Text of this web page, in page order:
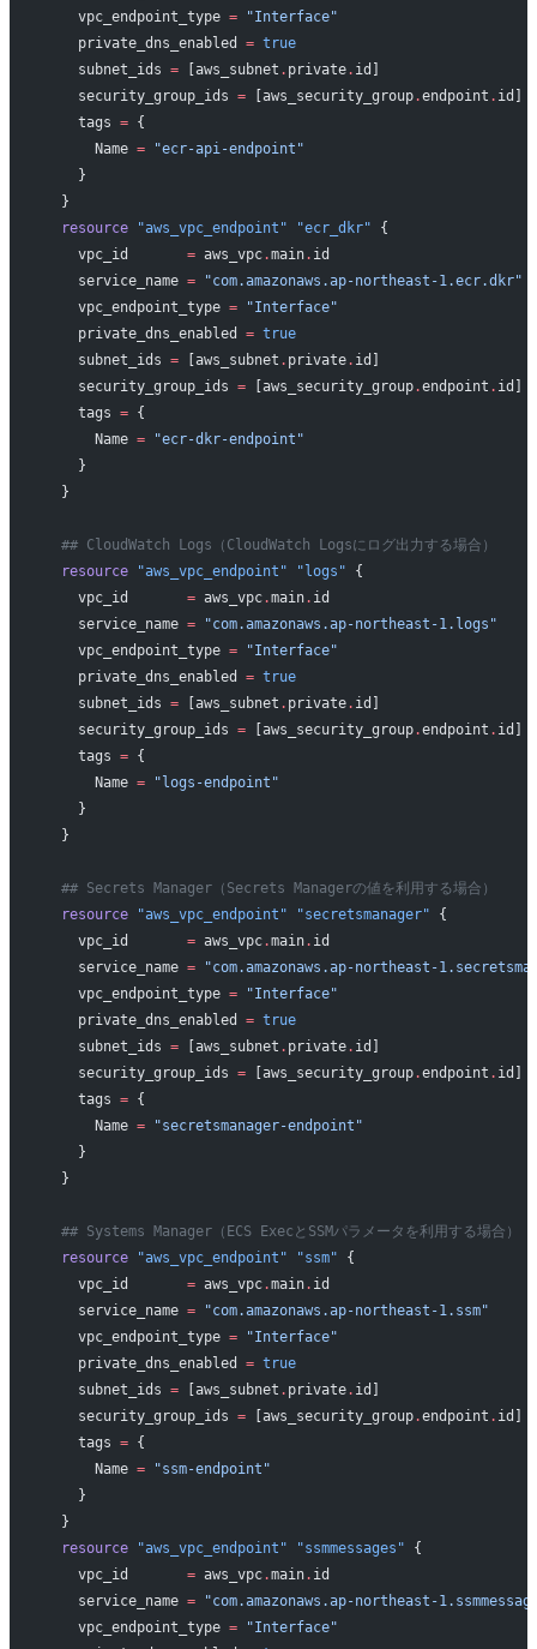
    vpc_endpoint_type
= "Interface"
    private_dns_enabled
= true
    subnet_ids
= [aws_subnet . private. id]
    security_group_ids
= [aws_security_group.endpoint . id]
    tags
= {
      Name
= "ecr-api-endpoint"
    }
  }
  resource
"aws_vpc_endpoint" "ecr_dkr" {
    vpc_id
       =
aws_vpc.main. id
    service_name
= "com.amazonaws.ap-northeast-1.ecr.dkr"
    vpc_endpoint_type
= "Interface"
    private_dns_enabled
= true
    subnet_ids
= [aws_subnet . private. id]
    security_group_ids
= [aws_security_group.endpoint . id]
    tags
= {
      Name
= "ecr-dkr-endpoint"
    }
  }
  ## CloudWatch Logs（CloudWatch Logsにログ出力する場合）
  resource
"aws_vpc_endpoint" "logs" {
    vpc_id
       =
aws_vpc.main. id
    service_name
= "com.amazonaws.ap-northeast-1.logs"
    vpc_endpoint_type
= "Interface"
    private_dns_enabled
= true
    subnet_ids
= [aws_subnet . private. id]
    security_group_ids
= [aws_security_group.endpoint . id]
    tags
= {
      Name
= "logs-endpoint"
    }
  }
  ## Secrets Manager（Secrets Managerの値を利用する場合）
  resource
"aws_vpc_endpoint" "secretsmanager" {
    vpc_id
       =
aws_vpc.main. id
    service_name
= "com.amazonaws.ap-northeast-
    vpc_endpoint_type
= "Interface"
    private_dns_enabled
= true
    subnet_ids
= [aws_subnet . private. id]
    security_group_ids
= [aws_security_group.endpoint . id]
    tags
= {
      Name
= "secretsmanager-endpoint"
    }
  }
  ## Systems Manager（ECS ExecとSSMパラメータを利用する場合）
  resource
"aws_vpc_endpoint" "ssm" {
    vpc_id
       =
aws_vpc.main. id
    service_name
= "com.amazonaws.ap-northeast-1.ssm"
    vpc_endpoint_type
= "Interface"
    private_dns_enabled
= true
    subnet_ids
= [aws_subnet . private. id]
    security_group_ids
= [aws_security_group.endpoint . id]
    tags
= {
      Name
= "ssm-endpoint"
    }
  }
  resource
"aws_vpc_endpoint" "ssmmessages" {
    vpc_id
       =
aws_vpc.main. id
    service_name
= "com.amazonaws.ap-northeast-
    vpc_endpoint_type
= "Interface"